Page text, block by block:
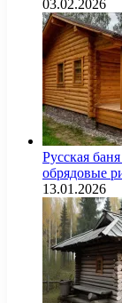
03.02.2026
Русская
обрядовые
13.01.2026